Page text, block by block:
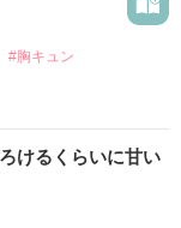
子様”と呼ばれる
#胸キュン
けるくらいに甘い